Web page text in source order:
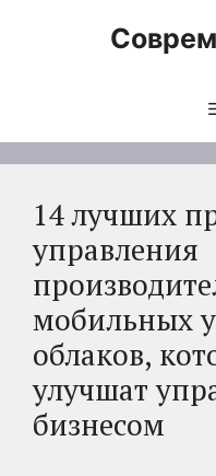
14 лучших
управления
мобильных
облаков,
улучшат
бизнесом